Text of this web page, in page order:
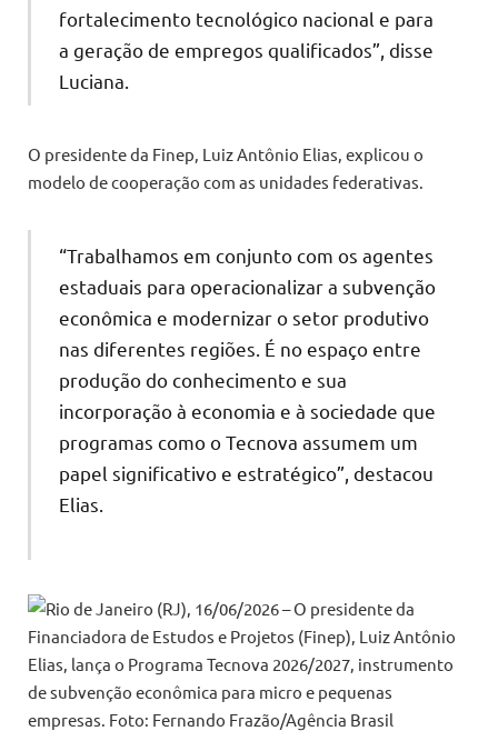
fortalecimento tecnológico nacional e para
a geração de empregos qualificados”, disse
Luciana.
O presidente da Finep, Luiz Antônio Elias, explicou o
modelo de cooperação com as unidades federativas.
“Trabalhamos em conjunto com os agentes
estaduais para operacionalizar a subvenção
econômica e modernizar o setor produtivo
nas diferentes regiões. É no espaço entre
produção do conhecimento e sua
incorporação à economia e à sociedade que
programas como o Tecnova assumem um
papel significativo e estratégico”, destacou
Elias.